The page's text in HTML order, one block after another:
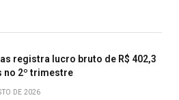
registra lucro bruto de R$ 402,3
no 2º trimestre
DE 2026